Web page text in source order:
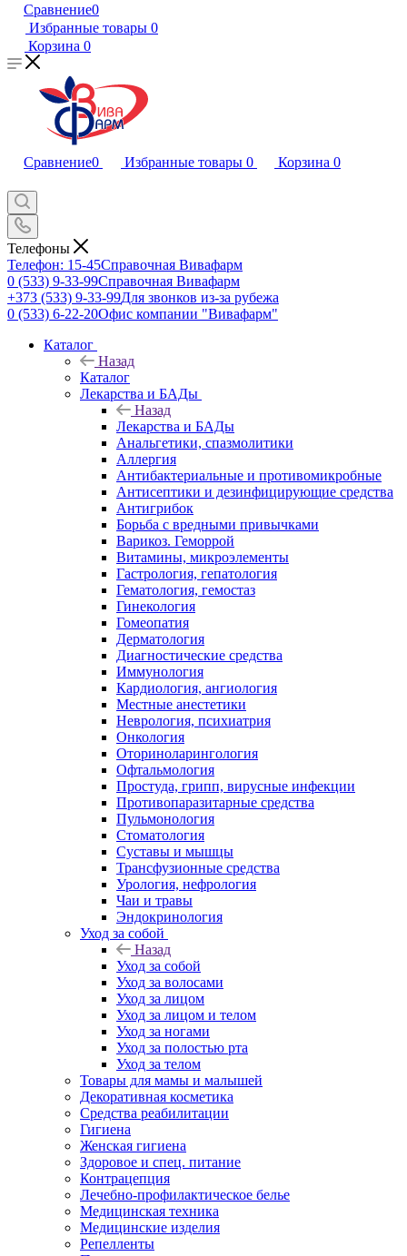
Сравнение0
Избранные товары 0
Корзина 0
Сравнение0 Избранные товары 0 Корзина 0
Телефоны
Телефон: 15-45Справочная Вивафарм
0 (533) 9-33-99Справочная Вивафарм
+373 (533) 9-33-99Для звонков из-за рубежа
0 (533) 6-22-20Офис компании "Вивафарм"
Каталог
Назад
Каталог
Лекарства и БАДы
Назад
Лекарства и БАДы
Анальгетики, спазмолитики
Аллергия
Антибактериальные и противомикробные
Антисептики и дезинфицирующие средства
Антигрибок
Борьба с вредными привычками
Варикоз. Геморрой
Витамины, микроэлементы
Гастрология, гепатология
Гематология, гемостаз
Гинекология
Гомеопатия
Дерматология
Диагностические средства
Иммунология
Кардиология, ангиология
Местные анестетики
Неврология, психиатрия
Онкология
Оториноларингология
Офтальмология
Простуда, грипп, вирусные инфекции
Противопаразитарные средства
Пульмонология
Стоматология
Суставы и мышцы
Трансфузионные средства
Урология, нефрология
Чаи и травы
Эндокринология
Уход за собой
Назад
Уход за собой
Уход за волосами
Уход за лицом
Уход за лицом и телом
Уход за ногами
Уход за полостью рта
Уход за телом
Товары для мамы и малышей
Декоративная косметика
Средства реабилитации
Гигиена
Женская гигиена
Здоровое и спец. питание
Контрацепция
Лечебно-профилактическое белье
Медицинская техника
Медицинские изделия
Репелленты